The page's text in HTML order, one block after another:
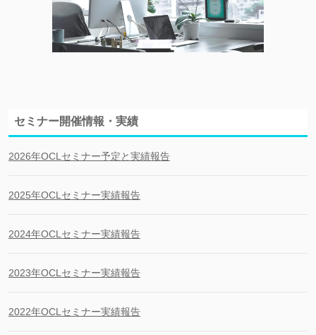
セミナー開催情報・実績
2026年OCLセミナー予定と実績報告
2025年OCLセミナー実績報告
2024年OCLセミナー実績報告
2023年OCLセミナー実績報告
2022年OCLセミナー実績報告